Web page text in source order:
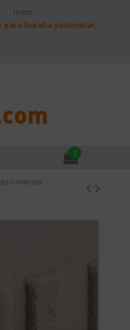
Inicio
España peninsular,
0